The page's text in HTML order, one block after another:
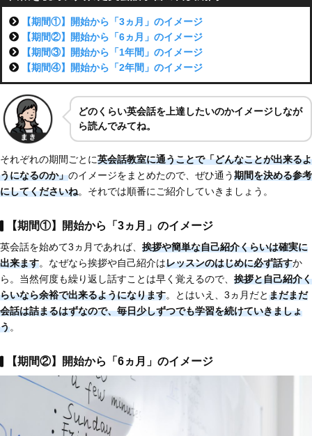
【期間①】開始から「3ヵ月」のイメージ
【期間②】開始から「6ヵ月」のイメージ
【期間③】開始から「1年間」のイメージ
【期間④】開始から「2年間」のイメージ
どのくらい英会話を上達したいのかイメージしなが
ら読んでみてね。
それぞれの期間ごとに英会話教室に通うことで「どんなことが出来るよ
うになるのか」のイメージをまとめたので、ぜひ通う期間を決める参考
にしてくださいね。それでは順番にご紹介していきましょう。
【期間①】開始から「3ヵ月」のイメージ
英会話を始めて3ヵ月であれば、 挨拶や簡単な自己紹介くらいは確実に
出来ます。なぜなら挨拶や自己紹介はレッスンのはじめに必ず話すか
ら。当然何度も繰り返し話すことは早く覚えるので、 挨拶と自己紹介く
らいなら余裕で出来るようになります。とはいえ、3ヵ月だとまだまだ
会話は詰まるはずなので、毎日少しずつでも学習を続けていきましょ
う。
【期間②】開始から「6ヵ月」のイメージ